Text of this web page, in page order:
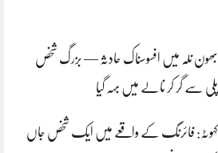
بھون نلہ میں افسوسناک حادثہ — بزرگ شخص
پلی سے گر کر نالے میں بہہ گیا
کہوٹہ: فائرنگ کے واقعے میں ایک شخص جاں